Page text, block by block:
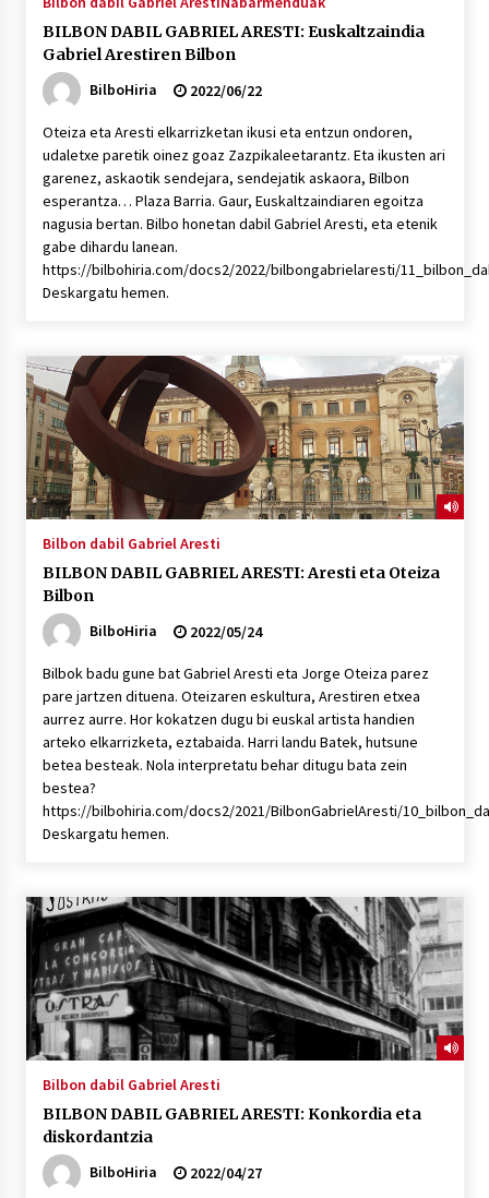
BILBON DABIL GABRIEL ARESTI: Euskaltzaindia
Gabriel Arestiren Bilbon
BilboHiria
2022/06/22
Oteiza eta Aresti elkarrizketan ikusi eta entzun ondoren,
udaletxe paretik oinez goaz Zazpikaleetarantz. Eta ikusten ari
garenez, askaotik sendejara, sendejatik askaora, Bilbon
esperantza… Plaza Barria. Gaur, Euskaltzaindiaren egoitza
nagusia bertan. Bilbo honetan dabil Gabriel Aresti, eta etenik
gabe dihardu lanean.
https://bilbohiria.com/docs2/2022/bilbongabrielaresti/
Deskargatu hemen.
Bilbon dabil Gabriel Aresti
BILBON DABIL GABRIEL ARESTI: Aresti eta Oteiza
Bilbon
BilboHiria
2022/05/24
Bilbok badu gune bat Gabriel Aresti eta Jorge Oteiza parez
pare jartzen dituena. Oteizaren eskultura, Arestiren etxea
aurrez aurre. Hor kokatzen dugu bi euskal artista handien
arteko elkarrizketa, eztabaida. Harri landu Batek, hutsune
betea besteak. Nola interpretatu behar ditugu bata zein
bestea?
https://bilbohiria.com/docs2/2021/BilbonGabrielAresti/
Deskargatu hemen.
Bilbon dabil Gabriel Aresti
BILBON DABIL GABRIEL ARESTI: Konkordia eta
diskordantzia
BilboHiria
2022/04/27